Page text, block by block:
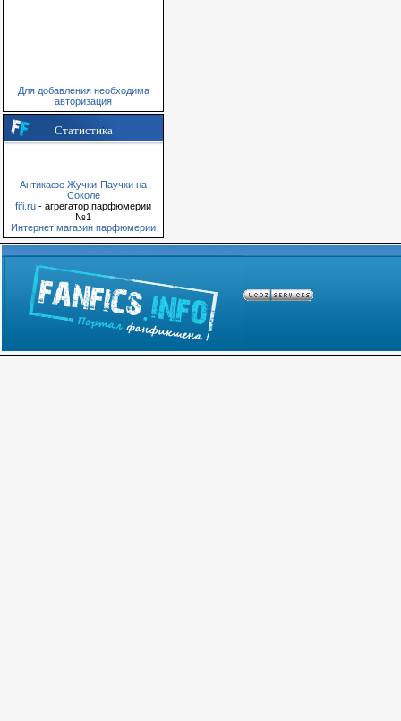
Для добавления необходима
авторизация
Статистика
Антикафе Жучки-Паучки на
Соколе
fifi.ru - агрегатор парфюмерии
№1
Интернет магазин парфюмерии